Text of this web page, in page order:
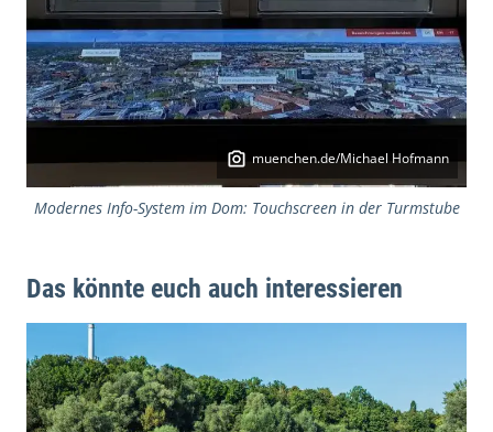
muenchen.de/Michael Hofmann
Modernes Info-System im Dom: Touchscreen in der Turmstube
Das könnte euch auch interessieren